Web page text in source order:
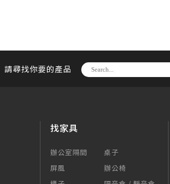
請尋找你要的產品
找家具
辦公室隔間
桌子
屏風
辦公椅